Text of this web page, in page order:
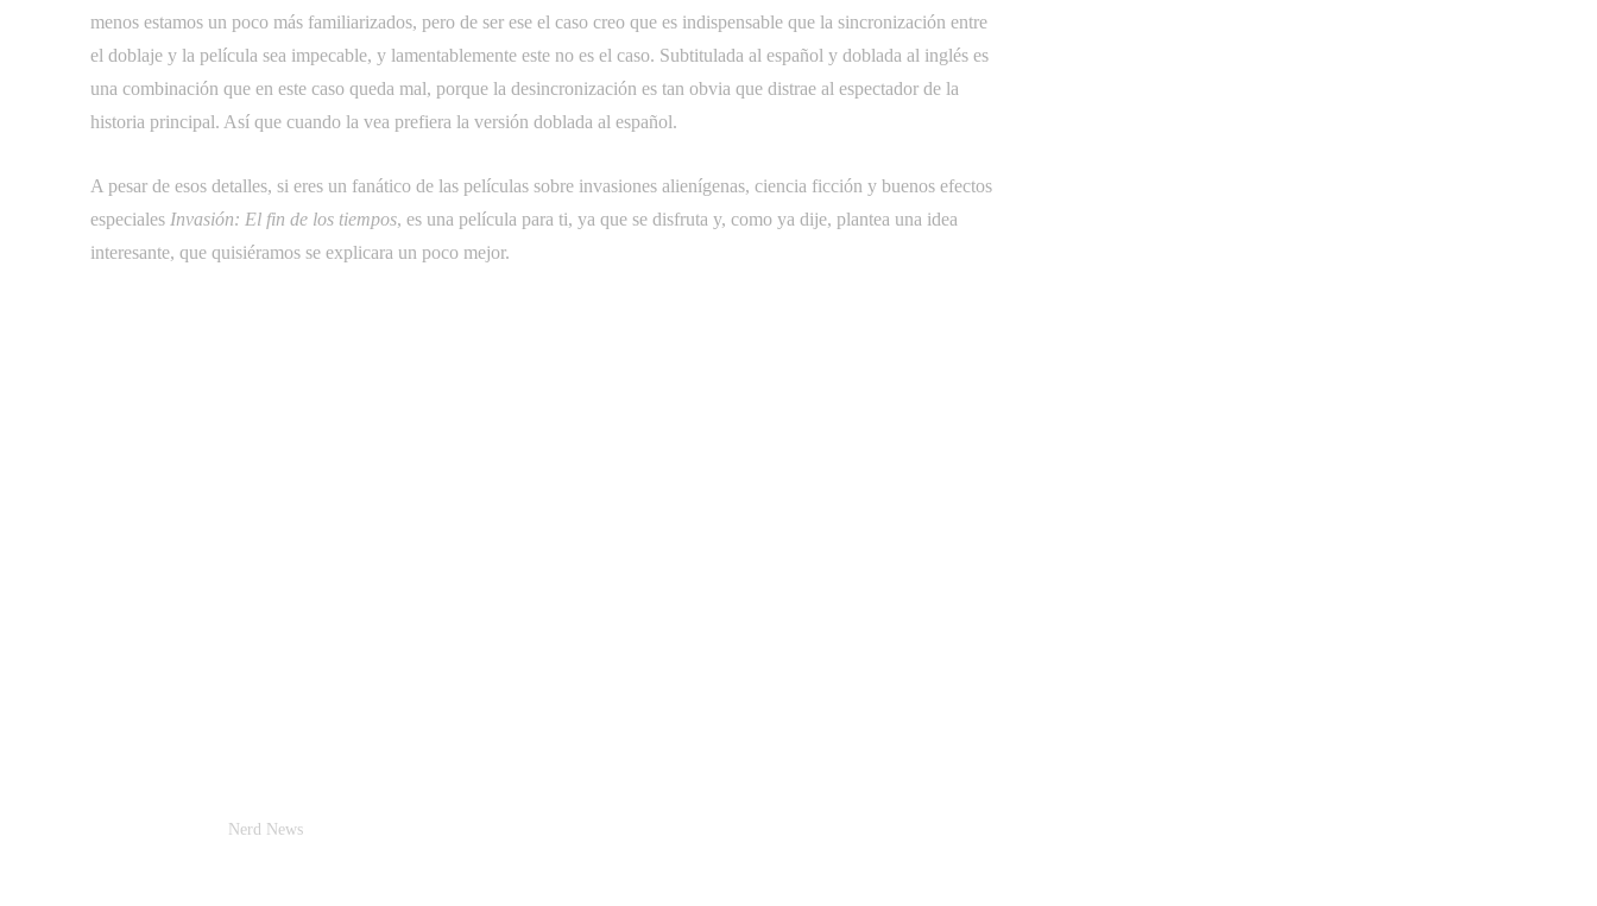
menos estamos un poco más familiarizados, pero de ser ese el caso creo que es indispensable que la sincronización entre
el doblaje y la película sea impecable, y lamentablemente este no es el caso. Subtitulada al español y doblada al inglés es
una combinación que en este caso queda mal, porque la desincronización es tan obvia que distrae al espectador de la
historia principal. Así que cuando la vea prefiera la versión doblada al español.
A pesar de esos detalles, si eres un fanático de las películas sobre invasiones alienígenas, ciencia ficción y buenos efectos
especiales Invasión: El fin de los tiempos, es una película para ti, ya que se disfruta y, como ya dije, plantea una idea
interesante, que quisiéramos se explicara un poco mejor.
Nerd News